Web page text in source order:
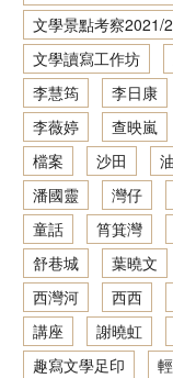
文學景點考察2021/
文學讀寫工作坊
李慧筠
李日康
李薇婷
查映嵐
檔案
沙田
潘國靈
灣仔
童話
筲箕灣
舒巷城
葉曉文
西灣河
西西
講座
謝曉虹
趣寫文學足印